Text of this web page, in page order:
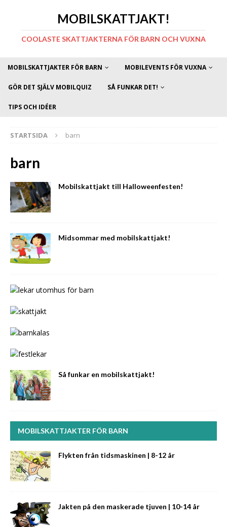
MOBILSKATTJAKT!
COOLASTE SKATTJAKTERNA FÖR BARN OCH VUXNA
MOBILSKATTJAKTER FÖR BARN MOBILEVENTS FÖR VUXNA
GÖR DET SJÄLV MOBILQUIZ SÅ FUNKAR DET!
TIPS OCH IDÉER
STARTSIDA barn
barn
Mobilskattjakt till Halloweenfesten!
Midsommar med mobilskattjakt!
Så funkar en mobilskattjakt!
MOBILSKATTJAKTER FÖR BARN
Flykten från tidsmaskinen | 8-12 år
Jakten på den maskerade tjuven | 10-14 år